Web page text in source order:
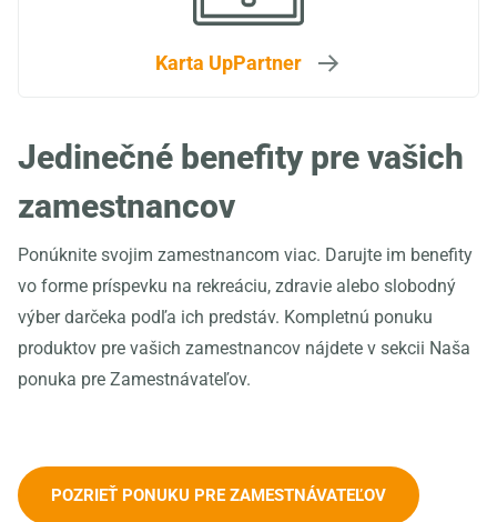
Karta UpPartner
Jedinečné benefity pre vašich
zamestnancov
Ponúknite svojim zamestnancom viac. Darujte im benefity
vo forme príspevku na rekreáciu, zdravie alebo slobodný
výber darčeka podľa ich predstáv. Kompletnú ponuku
produktov pre vašich zamestnancov nájdete v sekcii Naša
ponuka pre Zamestnávateľov.
POZRIEŤ PONUKU PRE ZAMESTNÁVATEĽOV